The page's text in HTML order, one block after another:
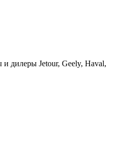
дилеры Jetour, Geely, Haval,